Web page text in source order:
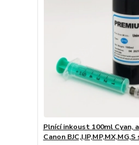
Plnící inkoust 100ml Cyan,
Canon